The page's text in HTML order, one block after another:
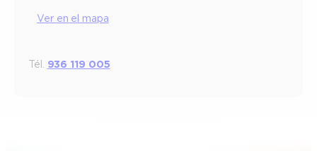
Ver en el mapa
Tél. 936 119 005